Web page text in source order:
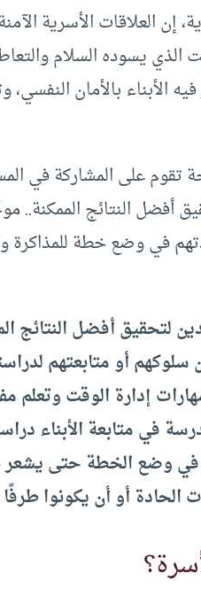
إن العلاقات الأسرية
الذي يسوده السلام
الأبناء بالأمان
تقوم على المشاركة في
النتائج الممكنة..
في وضع خطة للمذاكرة
لتحقيق أفضل النتائج
أو متابعتهم
إدارة الوقت وتعلم
في متابعة الأبناء
في وضع الخطة حتى يشعر
الحادة أو أن يكونوا